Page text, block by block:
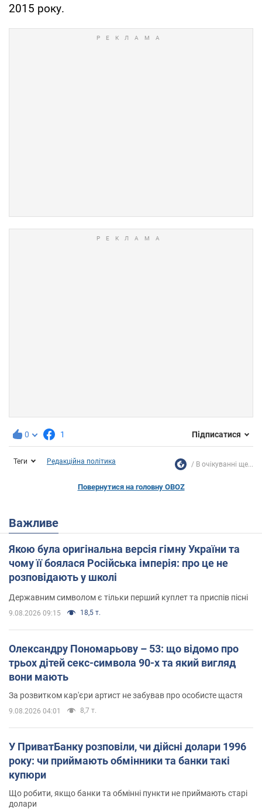
2015 року.
0 1 Підписатися
Теги Редакційна політика В очікуванні ще...
Повернутися на головну OBOZ
Важливе
Якою була оригінальна версія гімну України та
чому її боялася Російська імперія: про це не
розповідають у школі
Державним символом є тільки перший куплет та приспів пісні
9.08.2026 09:15 18,5 т.
Олександру Пономарьову – 53: що відомо про
трьох дітей секс-символа 90-х та який вигляд
вони мають
За розвитком кар'єри артист не забував про особисте щастя
9.08.2026 04:01 8,7 т.
У ПриватБанку розповіли, чи дійсні долари 1996
року: чи приймають обмінники та банки такі
купюри
Що робити, якщо банки та обмінні пункти не приймають старі
долари